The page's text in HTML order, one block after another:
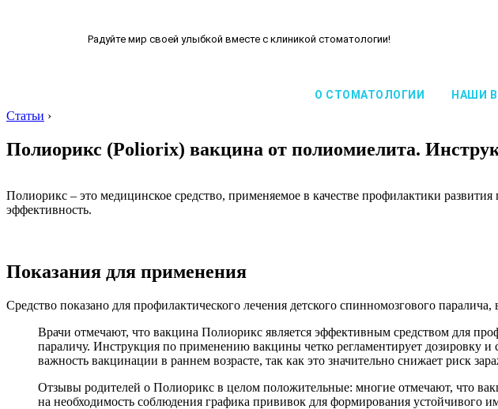
Радуйте мир своей улыбкой вместе с клиникой стоматологии!
О СТОМАТОЛОГИИ НАШИ
Статьи ›
Полиорикс (Poliorix) вакцина от полиомиелита.
Полиорикс – это медицинское средство, применяемое в качестве профилактики
эффективность.
Показания для применения
Средство показано для профилактического лечения детского спинномозгового
Врачи отмечают, что вакцина Полиорикс является эффективным средством для
параличу. Инструкция по применению вакцины четко регламентирует дозировку
важность вакцинации в раннем возрасте, так как это значительно снижает риск
Отзывы родителей о Полиорикс в целом положительные: многие отмечают, что
на необходимость соблюдения графика прививок для формирования